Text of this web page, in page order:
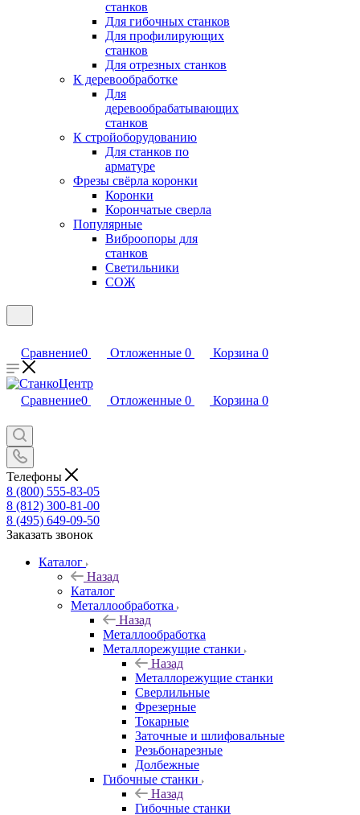
станков
Для гибочных станков
Для профилирующих
станков
Для отрезных станков
К деревообработке
Для
деревообрабатывающих
станков
К стройоборудованию
Для станков по
арматуре
Фрезы свёрла коронки
Коронки
Корончатые сверла
Популярные
Виброопоры для
станков
Светильники
СОЖ
Сравнение0 Отложенные 0 Корзина 0
Сравнение0 Отложенные 0 Корзина 0
Телефоны
8 (800) 555-83-05
8 (812) 300-81-00
8 (495) 649-09-50
Заказать звонок
Каталог
Назад
Каталог
Металлообработка
Назад
Металлообработка
Металлорежущие станки
Назад
Металлорежущие станки
Сверлильные
Фрезерные
Токарные
Заточные и шлифовальные
Резьбонарезные
Долбежные
Гибочные станки
Назад
Гибочные станки